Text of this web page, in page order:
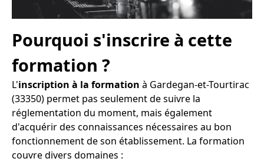
Pourquoi s'inscrire à cette
formation ?
L'inscription à la formation à Gardegan-et-Tourtirac
(33350) permet pas seulement de suivre la
réglementation du moment, mais également
d'acquérir des connaissances nécessaires au bon
fonctionnement de son établissement. La formation
couvre divers domaines :